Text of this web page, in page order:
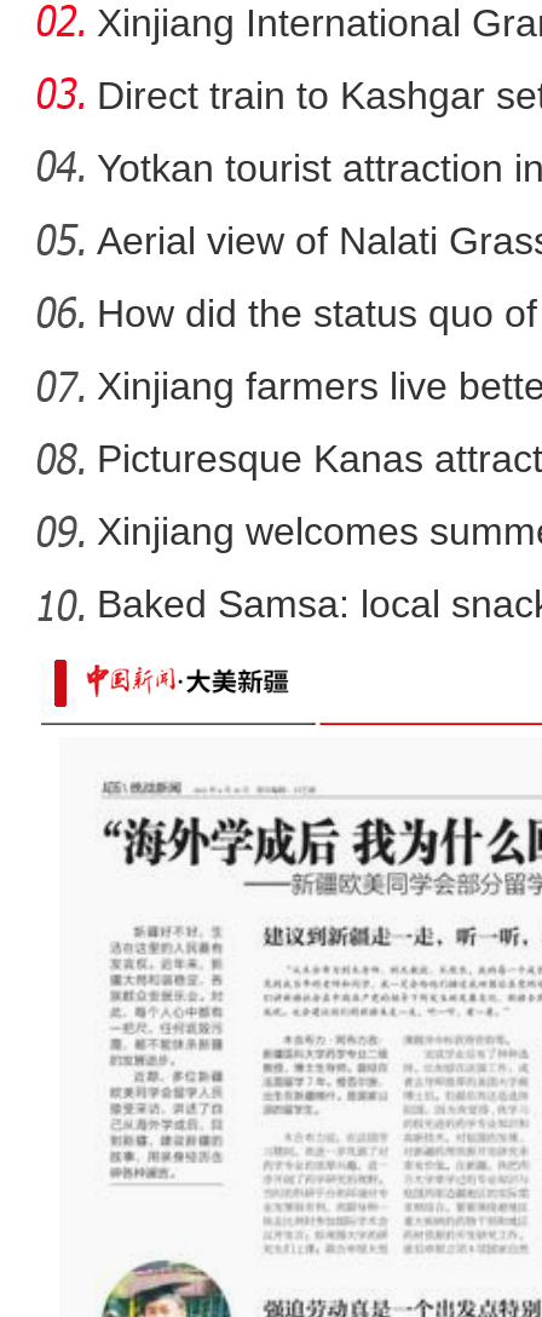
妇幼健康路·呵护每一步
新疆喀什市 万亩稻田满
Xinjiang International
Direct train to Kashgar
Yotkan tourist attraction
Aerial view of Nalati
How did the status quo
Xinjiang farmers live
Picturesque Kanas
Xinjiang welcomes
Baked Samsa: local